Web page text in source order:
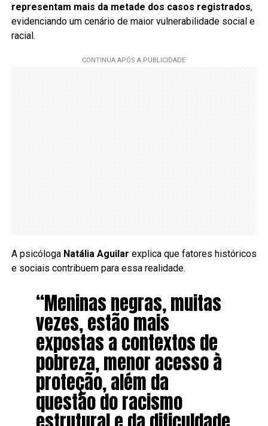
representam mais da metade dos casos registrados,
evidenciando um cenário de maior vulnerabilidade social e
racial.
A psicóloga Natália Aguilar explica que fatores históricos
e sociais contribuem para essa realidade.
“Meninas negras, muitas
vezes, estão mais
expostas a contextos de
pobreza, menor acesso à
proteção, além da
questão do racismo